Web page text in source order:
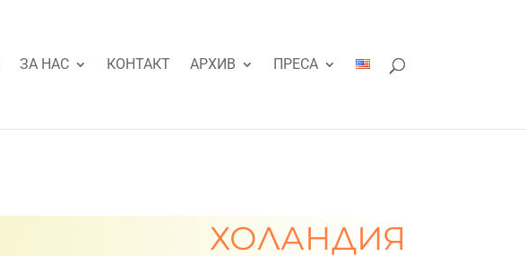
ЗА НАС КОНТАКТ АРХИВ ПРЕСА
ХОЛАНДИЯ